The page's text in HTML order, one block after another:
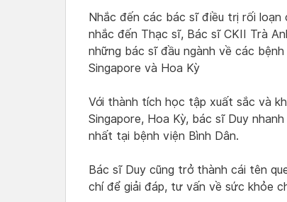
Nhắc đến các bác sĩ điều trị rối
nhắc đến Thạc sĩ, Bác sĩ CKII Trà
những bác sĩ đầu ngành về các
Singapore và Hoa Kỳ
Với thành tích học tập xuất sắc và
Singapore, Hoa Kỳ, bác sĩ Duy
nhất tại bệnh viện Bình Dân.
Bác sĩ Duy cũng trở thành cái tên
chí để giải đáp, tư vấn về sức khỏe